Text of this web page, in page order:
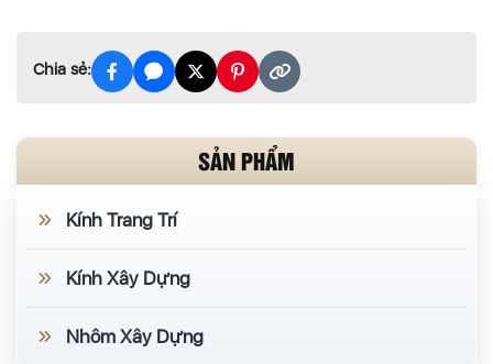
Chia sẻ:
SẢN PHẨM
Kính Trang Trí
Kính Xây Dựng
Nhôm Xây Dựng